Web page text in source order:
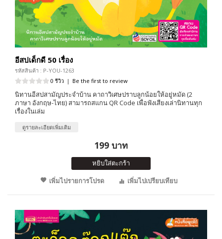
อีสปเด็กดี 50 เรื่อง
รหัสสินค้า : P-YOU-1263
0 รีวิว | Be the first to review
นิทานอีสปสามัญประจำบ้าน คาถาวิเศษปราบลูกน้อยให้อยู่หมัด (2
ภาษา อังกฤษ-ไทย) สามารถสแกน QR Code เพื่อฟังเสียงเล่านิทานทุก
เรื่องในเล่ม
ดูรายละเอียดเพิ่มเติม
199 บาท
หยิบใส่ตะกร้า
เพิ่มไปรายการโปรด
เพิ่มไปเปรียบเทียบ